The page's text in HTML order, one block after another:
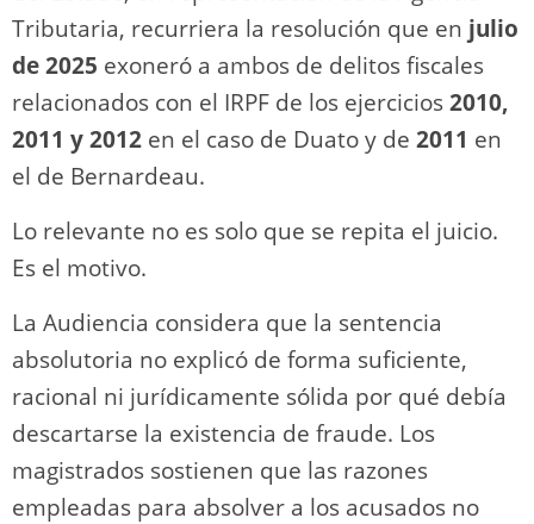
Tributaria, recurriera la resolución que en julio
de 2025 exoneró a ambos de delitos fiscales
relacionados con el IRPF de los ejercicios2010,
2011 y 2012 en el caso de Duato y de 2011 en
el de Bernardeau.
Lo relevante no es solo que se repita el juicio.
Es el motivo.
La Audiencia considera que la sentencia
absolutoria no explicó de forma suficiente,
racional ni jurídicamente sólida por qué debía
descartarse la existencia de fraude. Los
magistrados sostienen que las razones
empleadas para absolver a los acusados no